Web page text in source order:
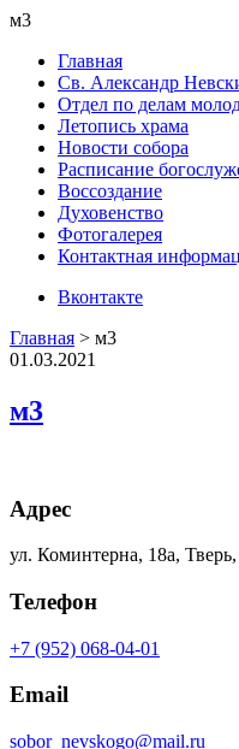
м3
Главная
Св. Александр
Отдел по делам
Летопись храма
Новости собора
Расписание
Воссоздание
Духовенство
Фотогалерея
Контактная
Вконтакте
Главная > м3
01.03.2021
м3
Адрес
ул. Коминтерна, 18а,
Телефон
+7 (952) 068-04-01
Email
sobor_nevskogo@mail.ru